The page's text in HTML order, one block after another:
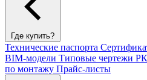
Где купить?
Технические паспорта
BIM-модели Типовые чертежи
по монтажу Прайс-листы